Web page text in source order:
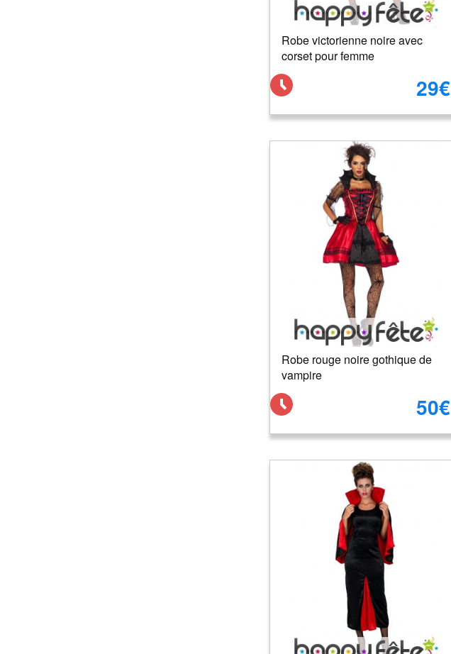
Robe victorienne noire avec
corset pour femme
29€
Robe rouge noire gothique de
vampire
50€